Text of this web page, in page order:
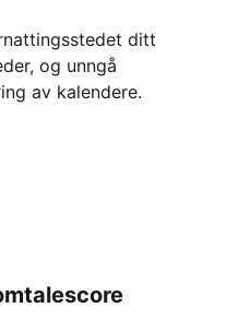
ditt
og unngå
av kalendere.